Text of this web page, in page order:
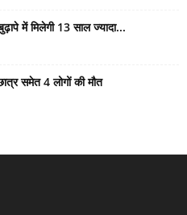
में मिलेगी 13 साल ज्यादा...
समेत 4 लोगों की मौत